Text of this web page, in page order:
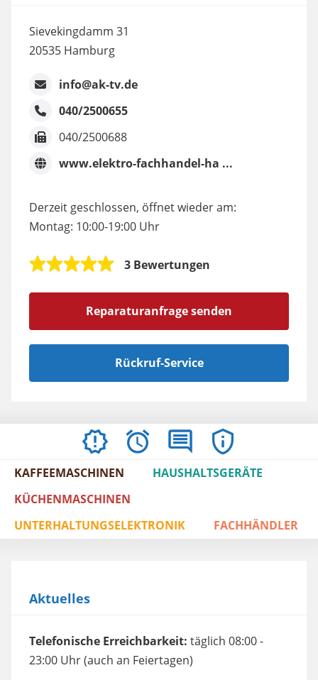
Sievekingdamm 31
20535 Hamburg
info@ak-tv.de
040/2500655
040/2500688
www.elektro-fachhandel-ha ...
Derzeit geschlossen, öffnet wieder am:
Montag: 10:00-19:00 Uhr
3 Bewertungen
Reparaturanfrage senden
Rückruf-Service
AKTUELLESÖFFNUNGSZEITEN
BEWERTUNGEN
IMPRESSUM
/
AGBS
KAFFEEMASCHINEN
HAUSHALTSGERÄTE
KÜCHENMASCHINEN
UNTERHALTUNGSELEKTRONIK
FACHHÄNDLER
Aktuelles
Telefonische Erreichbarkeit: täglich 08:00 -
23:00 Uhr (auch an Feiertagen)